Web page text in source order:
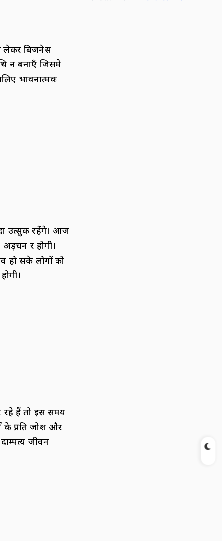
लेकर बिजनेस
न बनाएँ जिसमे
भावनात्मक
उत्सुक रहेंगे। आज
दूर होगी।
हो सके लोगों को
रहे हैं तो इस समय
के प्रति जोश और
जीवन